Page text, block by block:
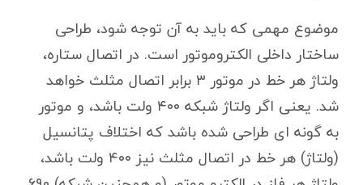
موضوع مهمی که باید به آن توجه شود، طراحی
ساختار داخلی الکتروموتور است. در اتصال ستاره،
ولتاژ هر خط در موتور ۳ برابر اتصال مثلث خواهد
شد. یعنی اگر ولتاژ شبکه ۴۰۰ ولت باشد، و موتور
به گونه ای طراحی شده باشد که اختلاف پتانسیل
(ولتاژ) هر خط در اتصال مثلث نیز ۴۰۰ ولت باشد،